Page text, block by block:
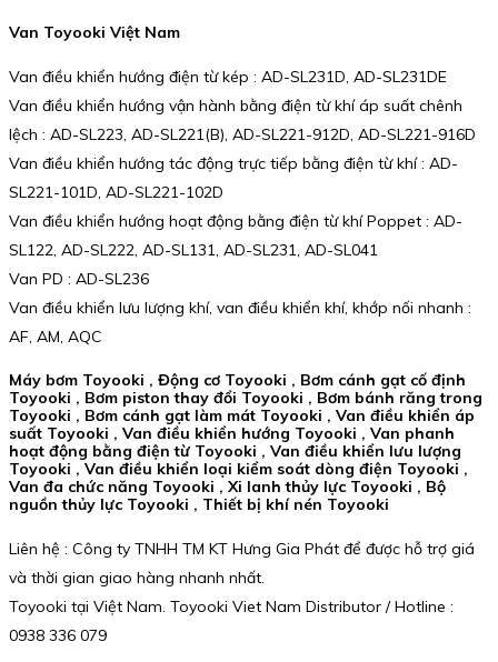
Van Toyooki Việt Nam
Van điều khiển hướng điện từ kép : AD-SL231D, AD-SL231DE
Van điều khiển hướng vận hành bằng điện từ khí áp suất chênh
lệch : AD-SL223, AD-SL221(B), AD-SL221-912D, AD-SL221-916D
Van điều khiển hướng tác động trực tiếp bằng điện từ khí : AD-
SL221-101D, AD-SL221-102D
Van điều khiển hướng hoạt động bằng điện từ khí Poppet : AD-
SL122, AD-SL222, AD-SL131, AD-SL231, AD-SL041
Van PD : AD-SL236
Van điều khiển lưu lượng khí, van điều khiển khí, khớp nối nhanh :
AF, AM, AQC
Máy bơm Toyooki , Động cơ Toyooki , Bơm cánh gạt cố định
Toyooki , Bơm piston thay đổi Toyooki , Bơm bánh răng trong
Toyooki , Bơm cánh gạt làm mát Toyooki , Van điều khiển áp
suất Toyooki , Van điều khiển hướng Toyooki , Van phanh
hoạt động bằng điện từ Toyooki , Van điều khiển lưu lượng
Toyooki , Van điều khiển loại kiểm soát dòng điện Toyooki ,
Van đa chức năng Toyooki , Xi lanh thủy lực Toyooki , Bộ
nguồn thủy lực Toyooki , Thiết bị khí nén Toyooki
Liên hệ : Công ty TNHH TM KT Hưng Gia Phát để được hỗ trợ giá
và thời gian giao hàng nhanh nhất.
Toyooki tại Việt Nam. Toyooki Viet Nam Distributor / Hotline :
0938 336 079